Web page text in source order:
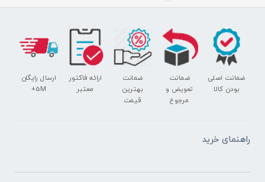
ضمانت اصلی
بودن کالا
ضمانت
تعویض و
مرجوع
ضمانت
بهترین
قیمت
ارائه فاکتور
معتبر
ارسال رایگان
5M+
راهنمای خرید